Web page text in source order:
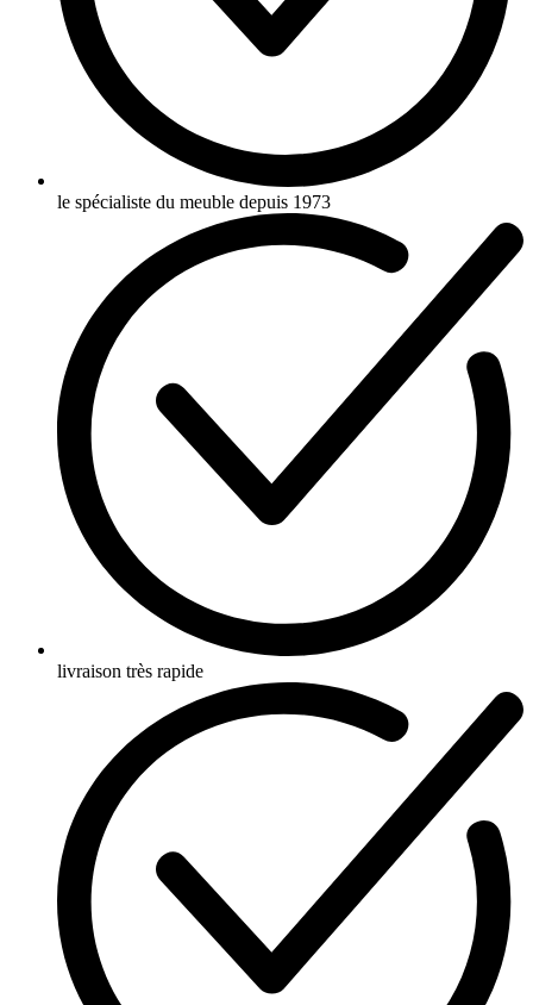
le spécialiste du meuble depuis 1973
livraison très rapide